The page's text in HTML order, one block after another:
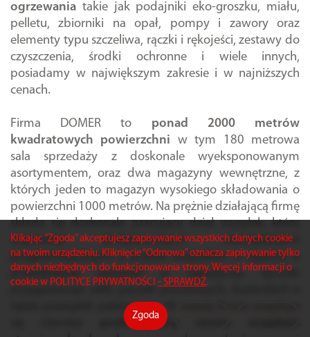
ogrzewania takie jak podajniki eko-groszku, miału,
pelletu, zbiorniki na opał, pompy i zawory oraz
elementy typu szczeliwa, rączki i rękojeści, zestawy do
czyszczenia, środki ochronne i wiele innych,
posiadamy w największym zakresie i w najniższych
cenach.
Firma DOMER to ponad 2000 metrów
kwadratowych powierzchni w tym 180 metrowa
sala sprzedaży z doskonale wyeksponowanym
asortymentem, oraz dwa magazyny wewnętrzne, z
których jeden to magazyn wysokiego składowania o
powierzchni 1000 metrów. Na prężnie działającą firmę
składa się doskonale pracujący dział wysyłek, który
wspierany dedykowanymi rozwiązaniami
programistycznymi a przede wszystkim w oparciu o
przeszkolony personel w najszybszy sposób
przygotowuje setki paczek pocztowych, kurierskich a
także przesyłek paletowych. W naszej firmie znajduje
profesjonalny serwis urządzeń
Klikając “Zgoda” akceptujesz zapisywanie wszystkich danych cookie
na twoim urządzeniu. Kliknięcie “Odmowa” oznacza zapisywanie tylko
danych niezbędnych do funkcjonowania strony. Więcej informacji o
cookie w POLITYCE PRYWATNOŚCI - SPRAWDŹ.
Zgoda